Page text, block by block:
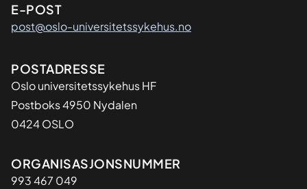
E-POST
post@oslo-universitetssykehus.no
Adresse
POSTADRESSE
Oslo universitetssykehus HF
Postboks 4950 Nydalen
0424 OSLO
Organisasjon
ORGANISASJONSNUMMER
993 467 049